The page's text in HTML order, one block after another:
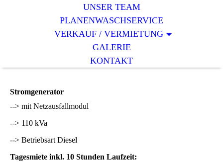
UNSER TEAM
PLANENWASCHSERVICE
VERKAUF / VERMIETUNG
GALERIE
KONTAKT
Stromgenerator
--> mit Netzausfallmodul
--> 110 kVa
--> Betriebsart Diesel
Tagesmiete inkl. 10 Stunden Laufzeit: